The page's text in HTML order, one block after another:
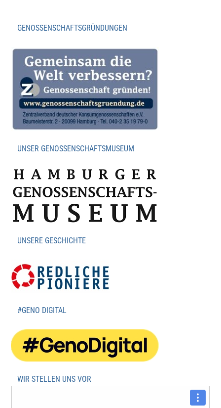
GENOSSENSCHAFTSGRÜNDUNGEN
UNSER GENOSSENSCHAFTSMUSEUM
UNSERE GESCHICHTE
#GENO DIGITAL
WIR STELLEN UNS VOR